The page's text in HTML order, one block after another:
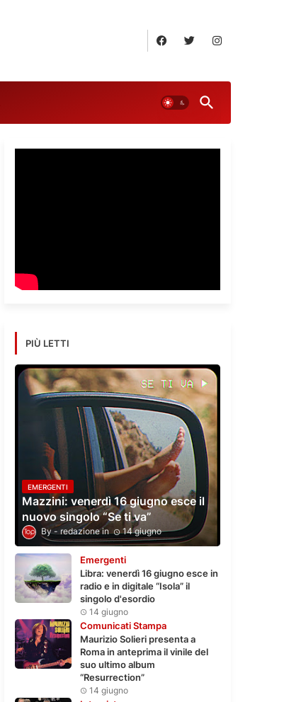
PIÙ LETTI
EMERGENTI
Mazzini: venerdì 16 giugno esce il
nuovo singolo “Se ti va”
redazione 14 giugno
Emergenti
Libra: venerdì 16 giugno esce in
radio e in digitale “Isola” il
singolo d'esordio
14 giugno
Comunicati Stampa
Maurizio Solieri presenta a
Roma in anteprima il vinile del
suo ultimo album
“Resurrection”
14 giugno